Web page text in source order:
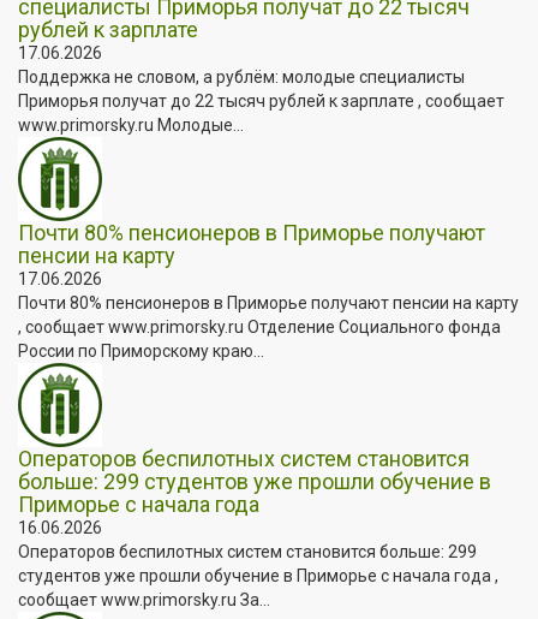
специалисты Приморья получат до 22 тысяч
рублей к зарплате
17.06.2026
Поддержка не словом, а рублём: молодые специалисты
Приморья получат до 22 тысяч рублей к зарплате , сообщает
www.primorsky.ru Молодые...
Почти 80% пенсионеров в Приморье получают
пенсии на карту
17.06.2026
Почти 80% пенсионеров в Приморье получают пенсии на карту
, сообщает www.primorsky.ru Отделение Социального фонда
России по Приморскому краю...
Операторов беспилотных систем становится
больше: 299 студентов уже прошли обучение в
Приморье с начала года
16.06.2026
Операторов беспилотных систем становится больше: 299
студентов уже прошли обучение в Приморье с начала года ,
сообщает www.primorsky.ru За...